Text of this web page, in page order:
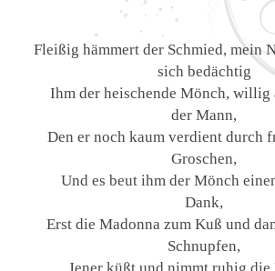
Fleißig hämmert der Schmied, mein
sich bedächtig
Ihm der heischende Mönch, willig
der Mann,
Den er noch kaum verdient durch
Groschen,
Und es beut ihm der Mönch
Dank,
Erst die Madonna zum Kuß und
Schnupfen,
Jener küßt und nimmt ruhig die